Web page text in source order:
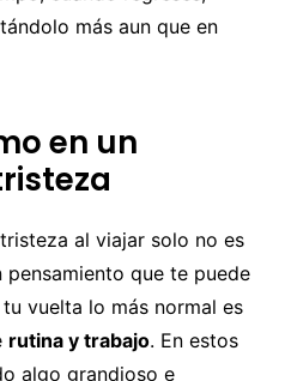
más aun que en
en un
al viajar solo no es
que te puede
vuelta lo más normal es
rutina y trabajo. En estos
algo grandioso e